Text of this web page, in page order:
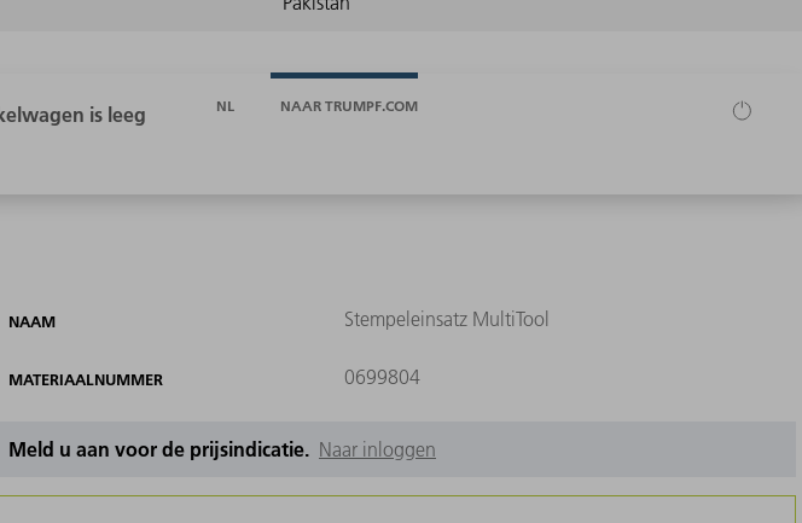
NL NAAR TRUMPF.COM
NAAM Stempeleinsatz MultiTool
MATERIAALNUMMER 0699804
Meld u aan voor de prijsindicatie. Naar inloggen